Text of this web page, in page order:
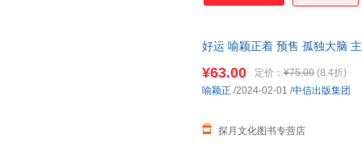
好运 喻颖正着 预售 孤独大脑
¥63.00 定价： ¥75.00 (8.4折)
探月文化图书专营店
喻颖正 /2024-02-01 /中信出版集团